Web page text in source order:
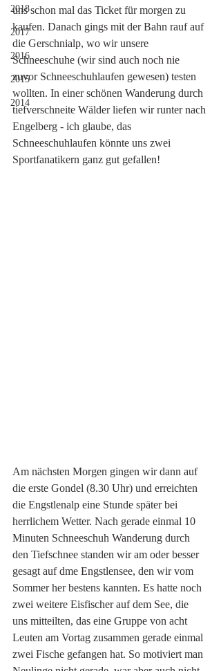
2018
2017
2016
2015
2014
uns schon mal das Ticket für morgen zu
kaufen. Danach gings mit der Bahn rauf auf
die Gerschnialp, wo wir unsere
Schneeschuhe (wir sind auch noch nie
zuvor Schneeschuhlaufen gewesen) testen
wollten. In einer schönen Wanderung durch
tiefverschneite Wälder liefen wir runter nach
Engelberg - ich glaube, das
Schneeschuhlaufen könnte uns zwei
Sportfanatikern ganz gut gefallen!
Am nächsten Morgen gingen wir dann auf
die erste Gondel (8.30 Uhr) und erreichten
die Engstlenalp eine Stunde später bei
herrlichem Wetter. Nach gerade einmal 10
Minuten Schneeschuh Wanderung durch
den Tiefschnee standen wir am oder besser
gesagt auf dme Engstlensee, den wir vom
Sommer her bestens kannten. Es hatte noch
zwei weitere Eisfischer auf dem See, die
uns mitteilten, das eine Gruppe von acht
Leuten am Vortag zusammen gerade einmal
zwei Fische gefangen hat. So motiviert man